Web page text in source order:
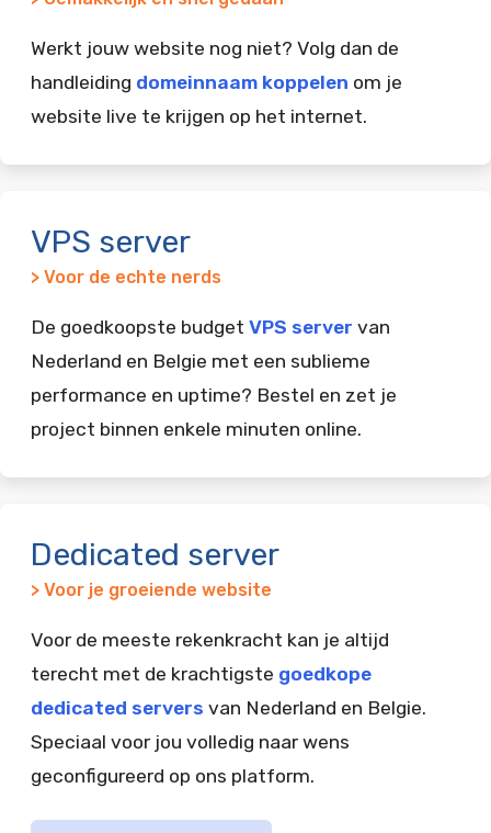
Werkt jouw website nog niet? Volg dan de
handleiding domeinnaam koppelen om je
website live te krijgen op het internet.
VPS server
> Voor de echte nerds
De goedkoopste budget VPS server van
Nederland en Belgie met een sublieme
performance en uptime? Bestel en zet je
project binnen enkele minuten online.
Dedicated server
> Voor je groeiende website
Voor de meeste rekenkracht kan je altijd
terecht met de krachtigste goedkope
dedicated servers van Nederland en Belgie.
Speciaal voor jou volledig naar wens
geconfigureerd op ons platform.